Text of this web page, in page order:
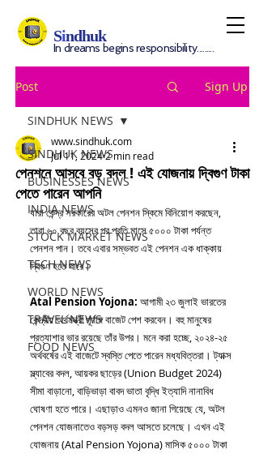
Sindhuk
In dreams begins responsibility.........
Post Sign Up
SINDHUK NEWS
BUSINESSES NEWS
INDIA NEWS
STOCK MARKET NEWS
TECH NEWS
WORLD NEWS
TRAVEL NEWS
FOOD NEWS
SINDHUK NEWS
পেনশনে আসবে বড় বদল ! এই যোজনায় দ্বিগুণ টাকা
পেতে পারেন আপনি
www.sindhuk.com
Jul 11, 20242 min read
যারা কেন্দ্র সরকারের অটল পেনশন স্কিমে বিনিয়োগ করছেন,
তারা ৬০ বছর বয়সের পর প্রতি মাসে ৫০০০ টাকা পর্যন্ত
পেনশন পান। তবে এবার সম্ভবত এই পেনশন এক ধাক্কায়
দ্বিগুণ হতে পারে।
Atal Pension Yojona: আগামী ২৩ জুলাই ভারতের
কেন্দ্রীয় অর্থমন্ত্রী পূর্ণাঙ্গ বাজেট পেশ করবেন। বহু মানুষের
প্রত্যাশার ভার রয়েছে তাঁর উপর। মনে করা হচ্ছে, ২০২৪-২৫
অর্থবর্ষের এই বাজেটে স্বস্তি পেতে পারেন মধ্যবিত্তরা। ট্যাক্স
স্ল্যাবের বদল, আয়কর ছাড়ের (Union Budget 2024)
সীমা বাড়ানো, বাড়িভাড়া বাবদ ভাতা বৃদ্ধি ইত্যাদি নানাবিধ
ঘোষণা হতে পারে। এছাড়াও এমনও জানা গিয়েছে যে, অটল
পেনশন যোজনাতেও বড়সড় বদল আসতে চলেছে। এখন এই
যোজনায় (Atal Pension Yojona) মাসিক ৫০০০ টাকা